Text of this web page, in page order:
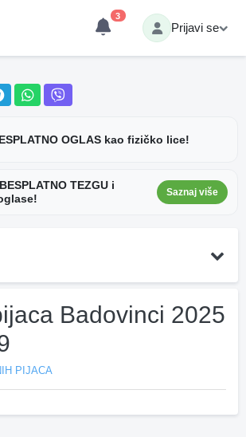
3
Prijavi se
OGLAS kao fizičko lice!
TEZGU i
Saznaj više
Badovinci 2025
PIJACA